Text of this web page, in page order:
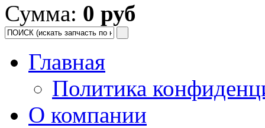
Сумма: 0 руб
Главная
Политика
О компании